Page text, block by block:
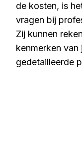
de kosten, is
vragen bij
Zij kunnen
kenmerken van
gedetailleerde